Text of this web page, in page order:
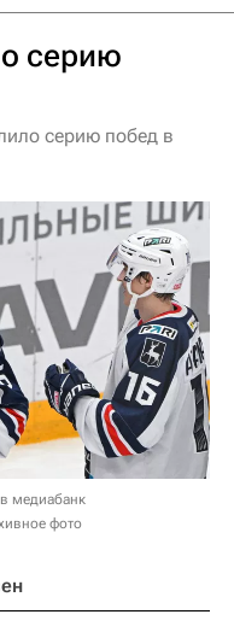
серию
серию побед в
медиабанк
фото